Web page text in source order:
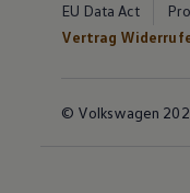
EU Data Act
Vertrag
© Volkswagen